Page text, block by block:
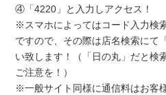
④「4220」と入力しアクセス！
※スマホによってはコード入力検
ですので、その際は店名検索にて
い致します！（「日の丸」だと検
ご注意を！）
※一般サイト同様に通信料はお客